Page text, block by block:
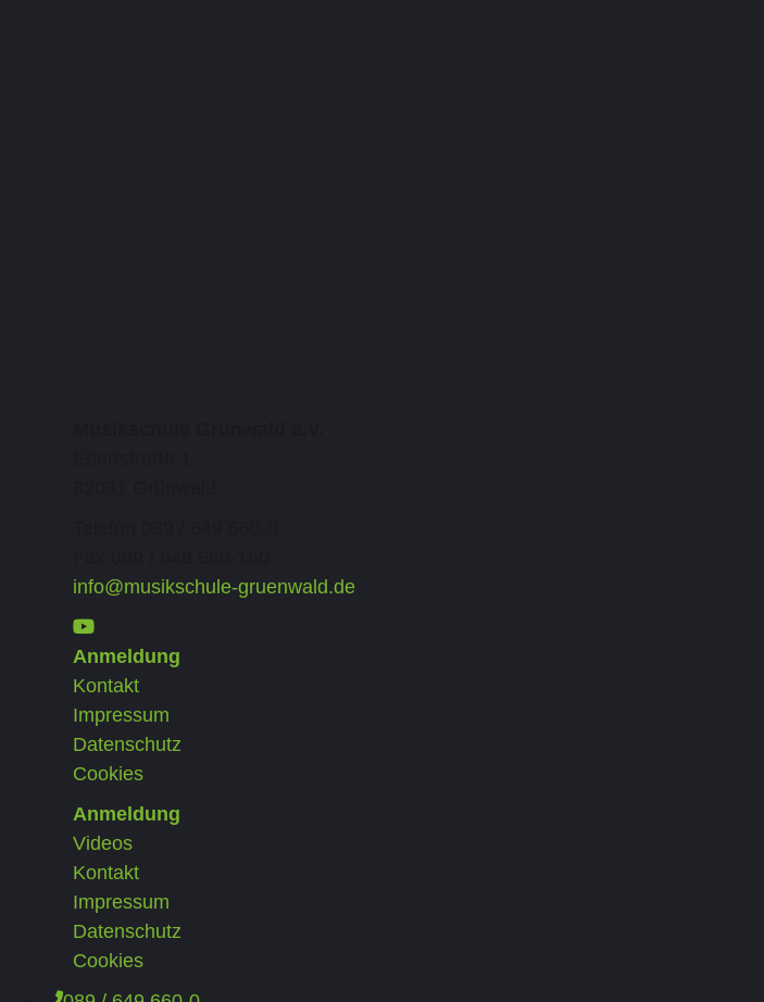
info@musikschule-gruenwald.de
Anmeldung
Kontakt
Impressum
Datenschutz
Cookies
Anmeldung
Videos
Kontakt
Impressum
Datenschutz
Cookies